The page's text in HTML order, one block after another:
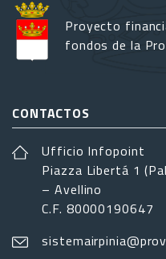
Proyecto
fondos de la
CONTACTOS
Ufficio Infopoint
Piazza Libertá 1
– Avellino
C.F. 80000190647